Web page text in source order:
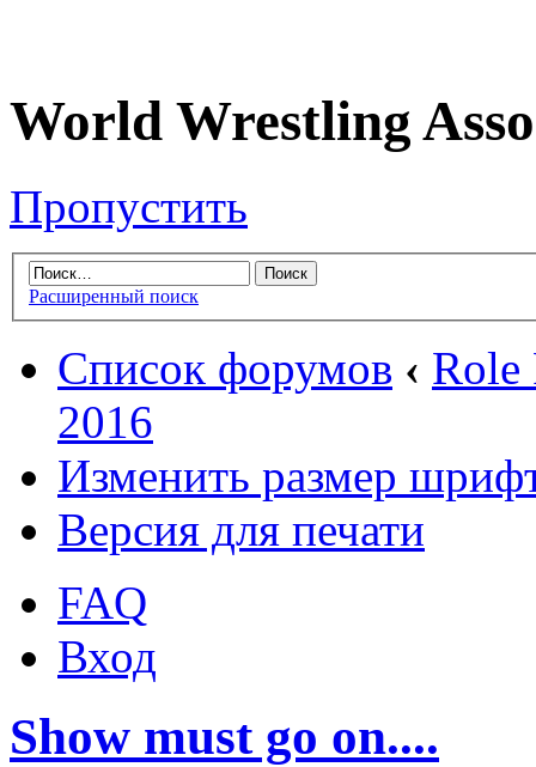
World Wrestling
Пропустить
Расширенный поиск
Список форумов ‹ Role
2016
Изменить размер
Версия для печати
FAQ
Вход
Show must go on....